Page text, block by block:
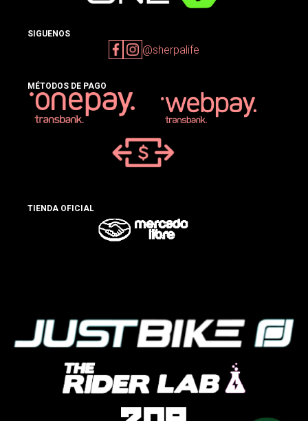
SIGUENOS
@sherpalife
MÉTODOS DE PAGO
TIENDA OFICIAL